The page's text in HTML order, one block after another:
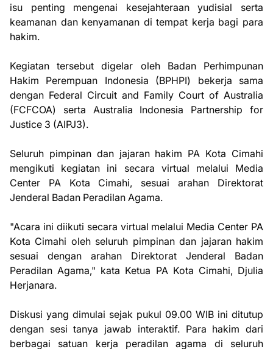
isu penting mengenai kesejahteraan yudisial serta
keamanan dan kenyamanan di tempat kerja bagi para
hakim.
Kegiatan tersebut digelar oleh Badan Perhimpunan
Hakim Perempuan Indonesia (BPHPI) bekerja sama
dengan Federal Circuit and Family Court of Australia
(FCFCOA) serta Australia Indonesia Partnership for
Justice 3 (AIPJ3).
Seluruh pimpinan dan jajaran hakim PA Kota Cimahi
mengikuti kegiatan ini secara virtual melalui Media
Center PA Kota Cimahi, sesuai arahan Direktorat
Jenderal Badan Peradilan Agama.
"Acara ini diikuti secara virtual melalui Media Center PA
Kota Cimahi oleh seluruh pimpinan dan jajaran hakim
sesuai dengan arahan Direktorat Jenderal Badan
Peradilan Agama," kata Ketua PA Kota Cimahi, Djulia
Herjanara.
Diskusi yang dimulai sejak pukul 09.00 WIB ini ditutup
dengan sesi tanya jawab interaktif. Para hakim dari
berbagai satuan kerja peradilan agama di seluruh